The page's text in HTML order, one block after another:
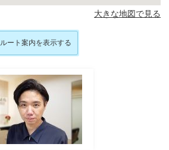
大きな地図で見る
ルート案内を表示する